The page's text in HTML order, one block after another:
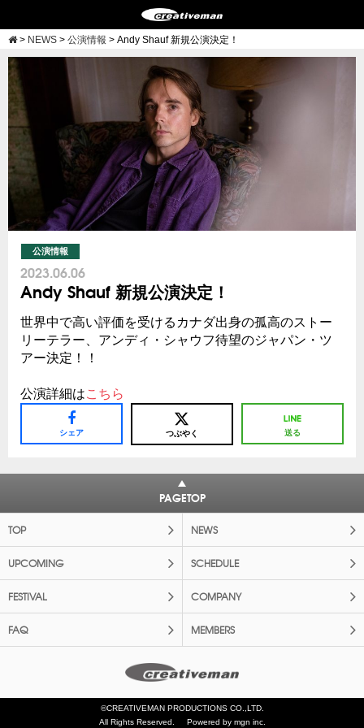
> NEWS > 公演情報 > Andy Shauf 新規公演決定！
公演情報
2023.06.06
Andy Shauf 新規公演決定！
世界中で高い評価を受けるカナダ出身の孤高のストー
リーテラー、アンディ・シャウフ待望のジャパン・ツ
アー決定！！
公演詳細はこちら
シェア つぶやく 送る
PAGETOP
TOP NEWS
UPCOMING SCHEDULE
FESTIVAL COMPANY
FAQ MEMBERS
©CREATIVEMAN PRODUCTIONS CO.,LTD.
All Rights Reserved.
Powered by mgn inc.